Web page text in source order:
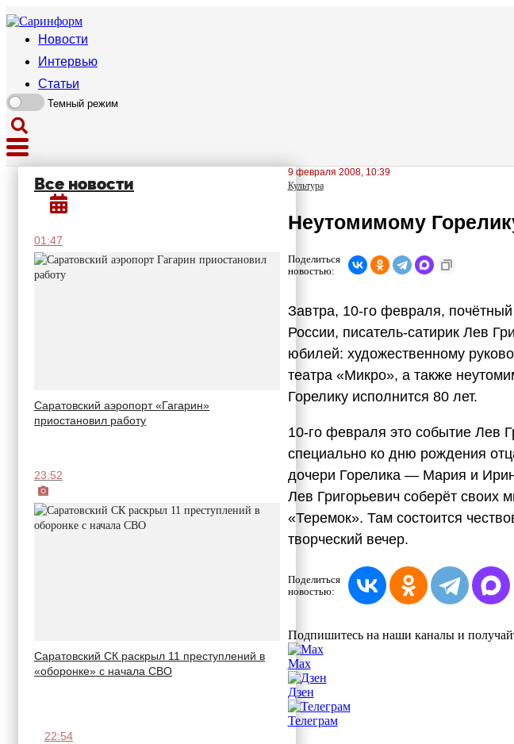
Новости
Интервью
Статьи
Темный режим
Все новости
01:47
Саратовский аэропорт «Гагарин»
приостановил работу
23:52
Саратовский СК раскрыл 11 преступлений в
«оборонке» с начала СВО
22:54
9 февраля 2008, 10:39
Культура
Неутомимому
Поделиться
новостью:
Завтра, 10-го февраля,
России, писатель-сатирик Лев
юбилей: художественному
театра «Микро», а также
Горелику исполнится 80 лет.
10-го февраля это событие Лев
специально ко дню рождения
дочери Горелика — Мария и
Лев Григорьевич соберёт своих
«Теремок». Там состоится
творческий вечер.
Поделиться
новостью:
Подпишитесь на наши каналы и
Max
Дзен
Телеграм